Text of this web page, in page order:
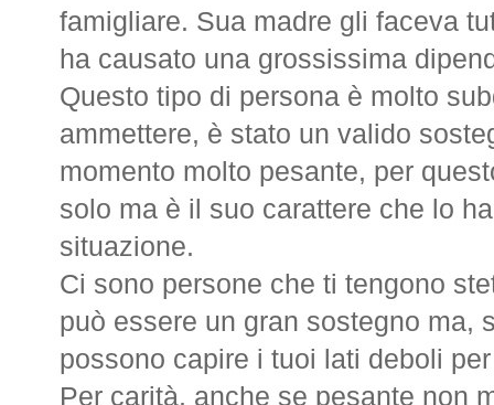
famigliare. Sua madre gli faceva
ha causato una grossissima
Questo tipo di persona è molto
ammettere, è stato un valido
momento molto pesante, per
solo ma è il suo carattere che lo
situazione.
Ci sono persone che ti tengono
può essere un gran sostegno ma,
possono capire i tuoi lati deboli
Per carità, anche se pesante non